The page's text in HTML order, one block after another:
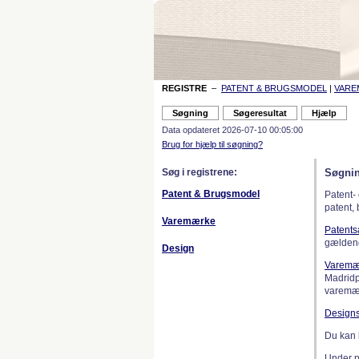
REGISTRE – PATENT & BRUGSMODEL |
Data opdateret 2026-07-10 00:05:00
Brug for hjælp til søgning?
Søg i registrene:
Patent & Brugsmodel
Varemærke
Design
patent,
Du